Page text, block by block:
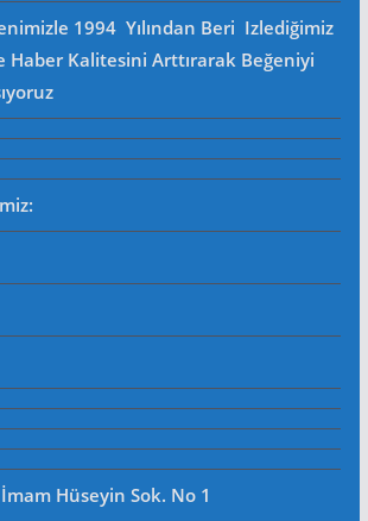
1994 Yılından Beri Izlediğimiz
Haber Kalitesini Arttırarak Beğeniyi
Hüseyin Sok. No 1